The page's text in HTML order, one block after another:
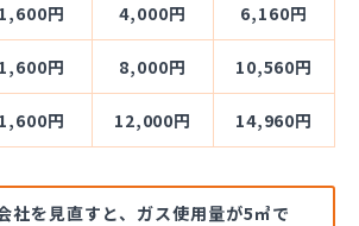
1,600円 4,000円 6,160円
1,600円 8,000円 10,560円
1,600円 12,000円 14,960円
社を見直すと、ガス使用量が5㎥で